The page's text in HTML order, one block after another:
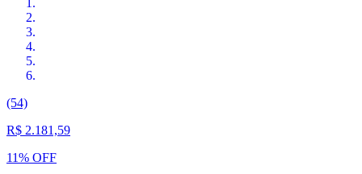
(54)
R$ 2.181,59
11% OFF